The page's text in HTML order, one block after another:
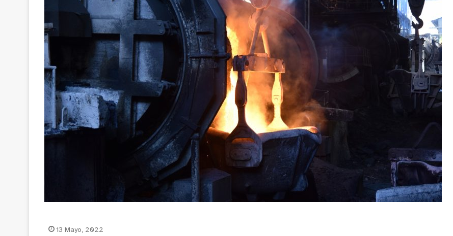
13 Mayo, 2022